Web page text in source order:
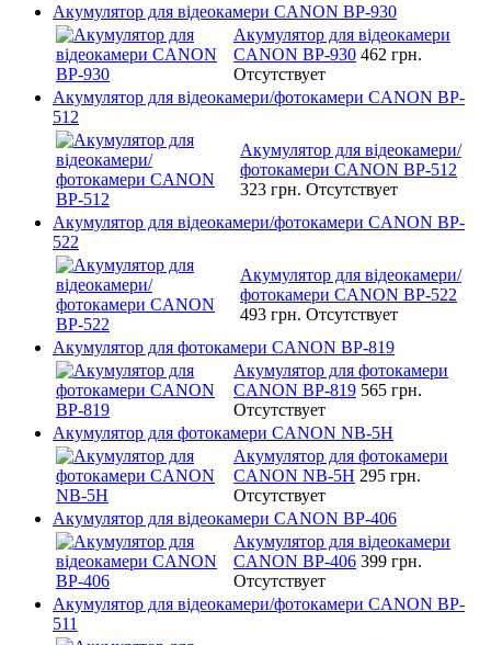
Акумулятор для відеокамери CANON BP-930
Акумулятор для відеокамери
CANON BP-930 462 грн.
Отсутствует
Акумулятор для відеокамери/фотокамери CANON BP-
512
Акумулятор для відеокамери/
фотокамери CANON BP-512
323 грн. Отсутствует
Акумулятор для відеокамери/фотокамери CANON BP-
522
Акумулятор для відеокамери/
фотокамери CANON BP-522
493 грн. Отсутствует
Акумулятор для фотокамери CANON BP-819
Акумулятор для фотокамери
CANON BP-819 565 грн.
Отсутствует
Акумулятор для фотокамери CANON NB-5H
Акумулятор для фотокамери
CANON NB-5H 295 грн.
Отсутствует
Акумулятор для відеокамери CANON BP-406
Акумулятор для відеокамери
CANON BP-406 399 грн.
Отсутствует
Акумулятор для відеокамери/фотокамери CANON BP-
511